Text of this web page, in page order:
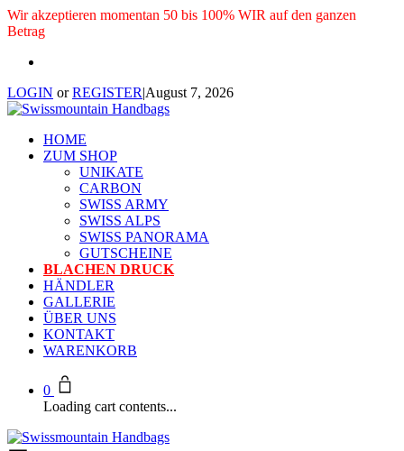
Wir akzeptieren momentan 50 bis 100% WIR auf den ganzen
Betrag
LOGIN orREGISTER|August 7, 2026
HOME
ZUM SHOP
UNIKATE
CARBON
SWISS ARMY
SWISS ALPS
SWISS PANORAMA
GUTSCHEINE
BLACHEN DRUCK
HÄNDLER
GALLERIE
ÜBER UNS
KONTAKT
WARENKORB
0
Loading cart contents...